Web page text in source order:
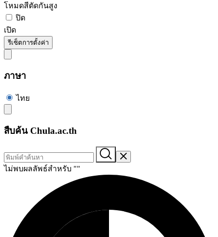
โหมดสีตัดกันสูง
ปิด
เปิด
รีเซ็ตการตั้งค่า
ภาษา
ไทย
สืบค้น Chula.ac.th
ไม่พบผลลัพธ์สำหรับ ""